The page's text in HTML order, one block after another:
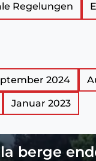
Regelungen
2024
Januar 2023
berge